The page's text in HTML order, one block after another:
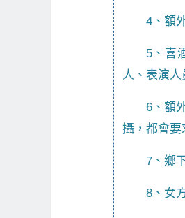
4、額
5、喜
人、表演人
6、額
攝，都會要
7、鄉
8、女